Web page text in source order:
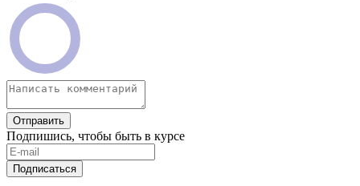
Отправить
Подпишись, чтобы быть в курсе
Подписаться